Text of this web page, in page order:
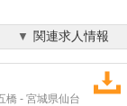
関連求人情報
- 宮城県仙台